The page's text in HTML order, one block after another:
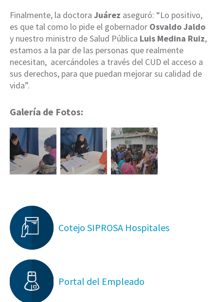
Finalmente, la doctora Juárez aseguró: “Lo positivo,
es que tal como lo pide el gobernador Osvaldo Jaldo
y nuestro ministro de Salud Pública Luis Medina Ruiz,
estamos a la par de las personas que realmente
necesitan, acercándoles a través del CUD el acceso a
sus derechos, para que puedan mejorar su calidad de
vida”.
Galería de Fotos:
Cotejo SIPROSA Hospitales
Portal del Empleado